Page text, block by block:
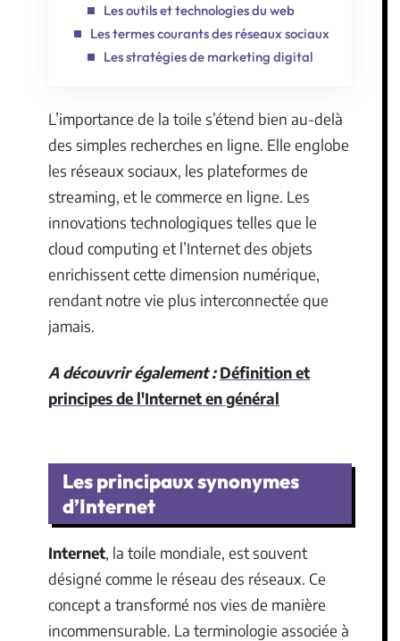
Les outils et technologies du web
Les termes courants des réseaux sociaux
Les stratégies de marketing digital
L’importance de la toile s’étend bien au-delà
des simples recherches en ligne. Elle englobe
les réseaux sociaux, les plateformes de
streaming, et le commerce en ligne. Les
innovations technologiques telles que le
cloud computing et l’Internet des objets
enrichissent cette dimension numérique,
rendant notre vie plus interconnectée que
jamais.
A découvrir également : Définition et
principes de l'Internet en général
Les principaux synonymes
d’Internet
Internet, la toile mondiale, est souvent
désigné comme le réseau des réseaux. Ce
concept a transformé nos vies de manière
incommensurable. La terminologie associée à